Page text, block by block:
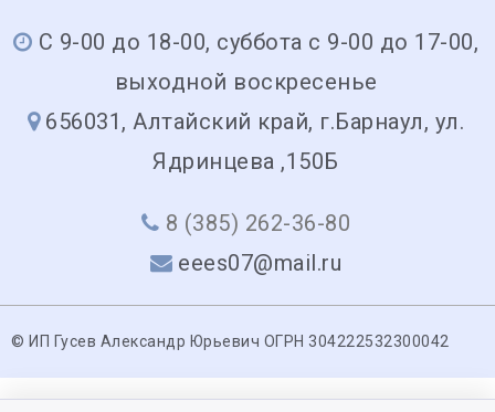
С 9-00 до 18-00, суббота с 9-00 до 17-00,
выходной воскресенье
656031, Алтайский край, г.Барнаул, ул.
Ядринцева ,150Б
8 (385) 262-36-80
eees07@mail.ru
© ИП Гусев Александр Юрьевич ОГРН 304222532300042